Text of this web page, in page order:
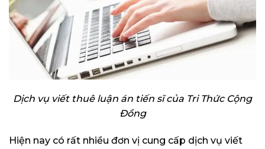
Dịch vụ viết thuê luận án tiến sĩ của Tri Thức Cộng
Đồng
Hiện nay có rất nhiều đơn vị cung cấp dịch vụ viết